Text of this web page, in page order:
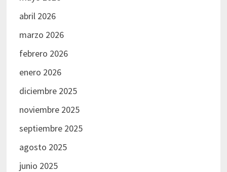
abril 2026
marzo 2026
febrero 2026
enero 2026
diciembre 2025
noviembre 2025
septiembre 2025
agosto 2025
junio 2025